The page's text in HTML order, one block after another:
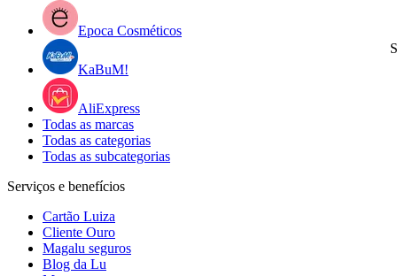
Epoca Cosméticos
KaBuM!
AliExpress
Todas as marcas
Todas as categorias
Todas as subcategorias
Serviços e benefícios
Cartão Luiza
Cliente Ouro
Magalu seguros
Blog da Lu